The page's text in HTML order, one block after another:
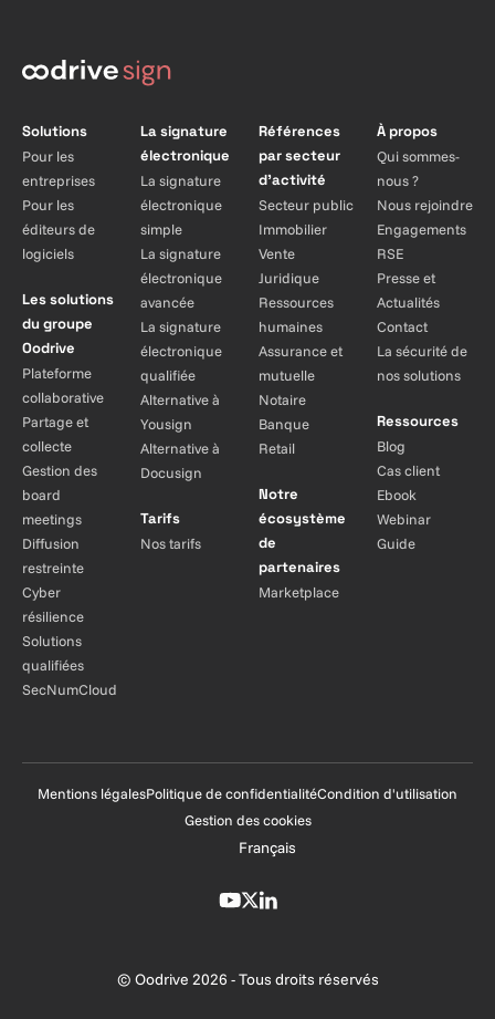
Solutions
Pour les
entreprises
Pour les
éditeurs de
logiciels
Les solutions
du groupe
Oodrive
Plateforme
collaborative
Partage et
collecte
Gestion des
board
meetings
Diffusion
restreinte
Cyber
résilience
Solutions
qualifiées
SecNumCloud
La signature
électronique
La signature
électronique
simple
La signature
électronique
avancée
La signature
électronique
qualifiée
Alternative à
Yousign
Alternative à
Docusign
Tarifs
Nos tarifs
Références
par secteur
d’activité
Secteur public
Immobilier
Vente
Juridique
Ressources
humaines
Assurance et
mutuelle
Notaire
Banque
Retail
Notre
écosystème
de
partenaires
Marketplace
À propos
Qui sommes-
nous ?
Nous rejoindre
Engagements
RSE
Presse et
Actualités
Contact
La sécurité de
nos solutions
Ressources
Blog
Cas client
Ebook
Webinar
Guide
© Oodrive 2026 - Tous droits réservés
Mentions légalesPolitique de confidentialitéCondition d'utilisation
Gestion des cookies
Français